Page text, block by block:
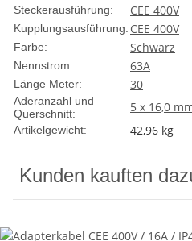
Steckerausführung: CEE 400V
Kupplungsausführung: CEE 400V
Farbe: Schwarz
Nennstrom: 63A
Länge Meter: 30
Aderanzahl und
Querschnitt:
5 x 16,0
Artikelgewicht: 42,96 kg
Kunden kauften